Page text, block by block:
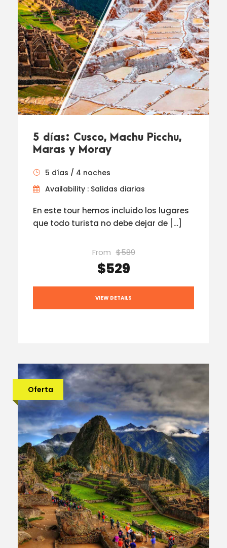
5 días: Cusco, Machu Picchu,
Maras y Moray
5 días / 4 noches
Availability : Salidas diarias
En este tour hemos incluido los lugares
que todo turista no debe dejar de […]
From $589
$529
VIEW DETAILS
Oferta